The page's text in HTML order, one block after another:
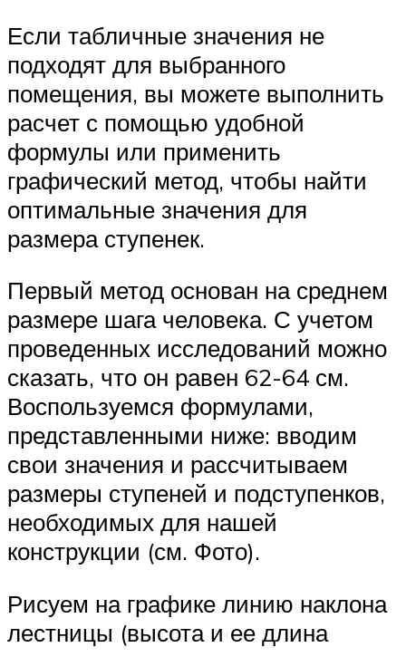
Если табличные значения не
подходят для выбранного
помещения, вы можете выполнить
расчет с помощью удобной
формулы или применить
графический метод, чтобы найти
оптимальные значения для
размера ступенек.
Первый метод основан на среднем
размере шага человека. С учетом
проведенных исследований можно
сказать, что он равен 62-64 см.
Воспользуемся формулами,
представленными ниже: вводим
свои значения и рассчитываем
размеры ступеней и подступенков,
необходимых для нашей
конструкции (см. Фото).
Рисуем на графике линию наклона
лестницы (высота и ее длина